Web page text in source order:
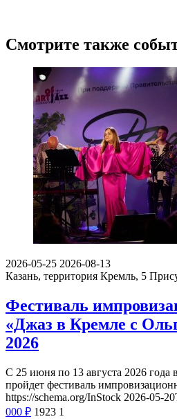
Смотрите также
2026-05-25 2026-08-13
Казань, территория Кремль, 5
Фестиваль
«Джаз в Кремле с
2026
С 25 июня по 13 августа 2026 года
пройдет фестиваль
https://schema.org/InStock 2026-05-
000 ₽ 1923 1